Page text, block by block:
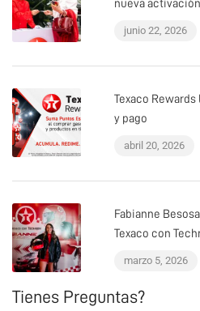
nueva
junio 22, 2026
Texaco
y pago
abril 20, 2026
Fabianne
Texaco con
marzo 5, 2026
Tienes Preguntas?